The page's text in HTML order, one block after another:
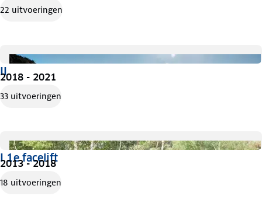
22 uitvoeringen
II
2018 - 2021
33 uitvoeringen
I 1e facelift
2013 - 2018
18 uitvoeringen